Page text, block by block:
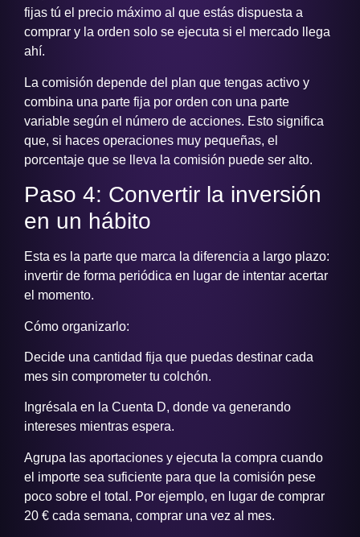
fijas tú el precio máximo al que estás dispuesta a
comprar y la orden solo se ejecuta si el mercado llega
ahí.
La comisión depende del plan que tengas activo y
combina una parte fija por orden con una parte
variable según el número de acciones. Esto significa
que, si haces operaciones muy pequeñas, el
porcentaje que se lleva la comisión puede ser alto.
Paso 4: Convertir la inversión
en un hábito
Esta es la parte que marca la diferencia a largo plazo:
invertir de forma periódica en lugar de intentar acertar
el momento.
Cómo organizarlo:
Decide una cantidad fija que puedas destinar cada
mes sin comprometer tu colchón.
Ingrésala en la Cuenta D, donde va generando
intereses mientras espera.
Agrupa las aportaciones y ejecuta la compra cuando
el importe sea suficiente para que la comisión pese
poco sobre el total. Por ejemplo, en lugar de comprar
20 € cada semana, comprar una vez al mes.